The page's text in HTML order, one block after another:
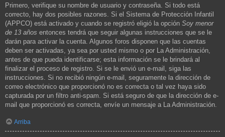
Primero, verifique su nombre de usuario y contraseña. Si todo está
correcto, hay dos posibles razones. Si el Sistema de Protección Infantil
(APPCO) está activado y cuando se registró eligió la opción Soy menor
de 13 años entonces tendrá que seguir algunas instrucciones que se le
darán para activar la cuenta. Algunos foros disponen que las cuentas
deben ser activadas, ya sea por usted mismo o por La Administración,
antes de que pueda identificarse; esta información se le brindará al
finalizar el proceso de registro. Si se le envió un e-mail, siga las
instrucciones. Si no recibió ningún e-mail, seguramente la dirección de
correo electrónico que proporcionó no es correcta o tal vez haya sido
capturada por un filtro anti-spam. Si está seguro de que la dirección de e-
mail que proporcionó es correcta, envíe un mensaje a La Administración.
Arriba